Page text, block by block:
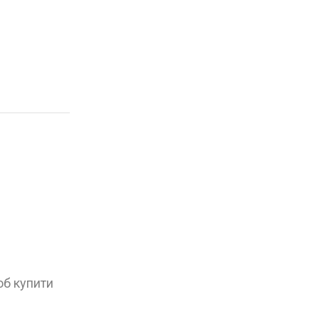
купити